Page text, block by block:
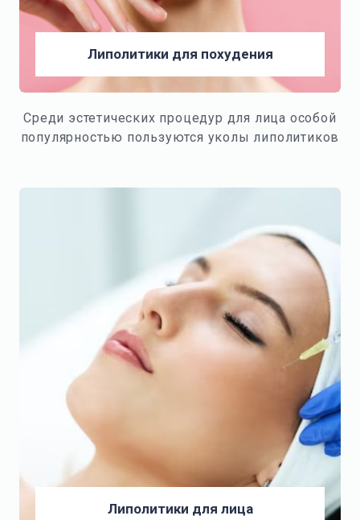
Липолитики для похудения
Среди эстетических процедур для лица особой
популярностью пользуются уколы липолитиков
Липолитики для лица